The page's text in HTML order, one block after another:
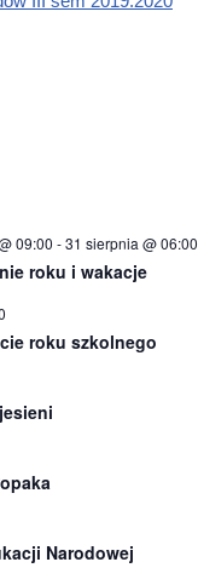
09:00 -31 sierpnia @ 06:00
roku i wakacje
roku szkolnego
Narodowej